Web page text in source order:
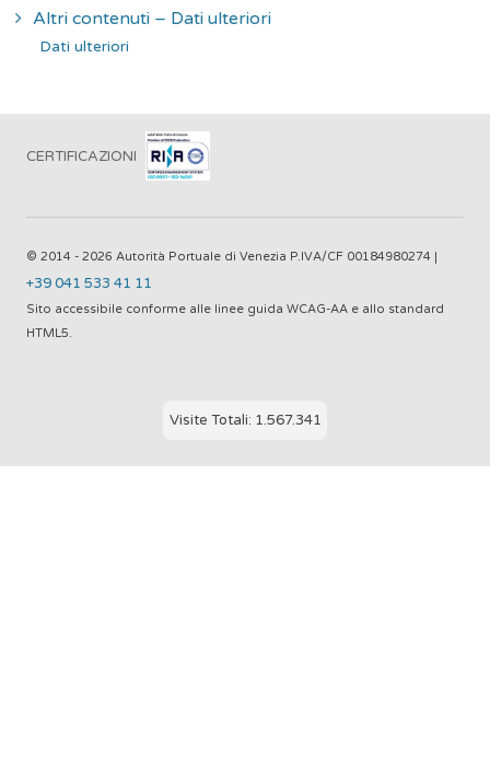
Altri contenuti – Dati ulteriori
Dati ulteriori
CERTIFICAZIONI
© 2014 - 2026 Autorità Portuale di Venezia P.IVA/CF 00184980274 |
+39 041 533 41 11
Sito accessibile conforme alle linee guida WCAG-AA e allo standard
HTML5.
Visite Totali: 1.567.341